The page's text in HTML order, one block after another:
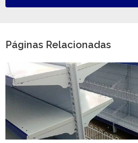
Páginas Relacionadas